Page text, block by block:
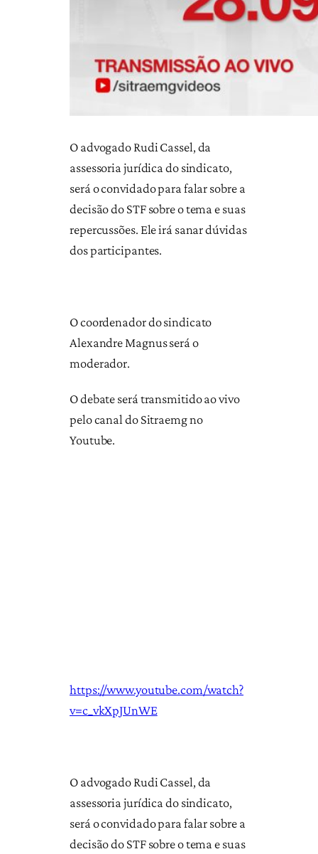
O advogado Rudi Cassel, da
assessoria jurídica do sindicato,
será o convidado para falar sobre a
decisão do STF sobre o tema e suas
repercussões. Ele irá sanar dúvidas
dos participantes.
O coordenador do sindicato
Alexandre Magnus será o
moderador.
O debate será transmitido ao vivo
pelo canal do Sitraemg no
Youtube.
https://www.youtube.com/watch?
v=c_vkXpJUnWE
O advogado Rudi Cassel, da
assessoria jurídica do sindicato,
será o convidado para falar sobre a
decisão do STF sobre o tema e suas